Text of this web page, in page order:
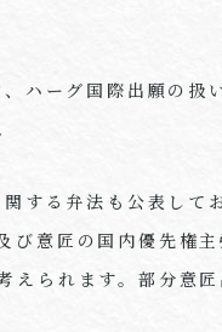
ハーグ国際出願の扱
する弁法も公表して
意匠の国内優先権
られます。部分意